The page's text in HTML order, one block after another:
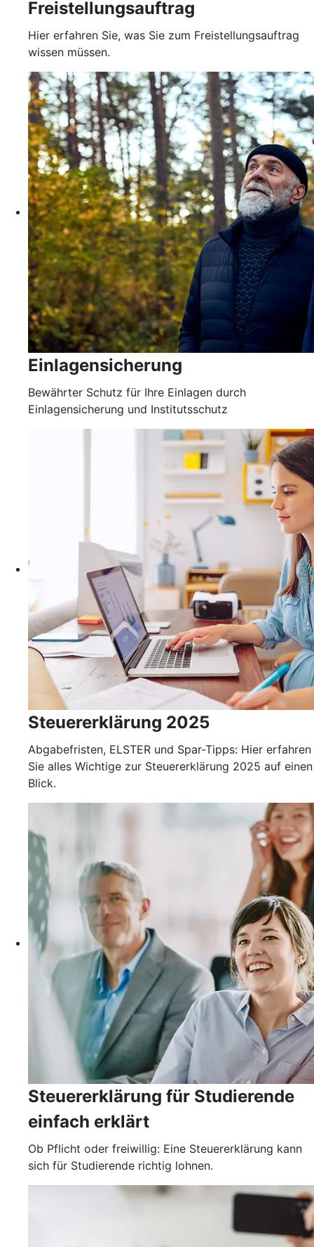
Freistellungsauftrag
Hier erfahren Sie, was Sie zum Freistellungsauftrag
wissen müssen.
Einlagensicherung
Bewährter Schutz für Ihre Einlagen durch
Einlagensicherung und Institutsschutz
Steuererklärung 2025
Abgabefristen, ELSTER und Spar-Tipps: Hier erfahren
Sie alles Wichtige zur Steuererklärung 2025 auf einen
Blick.
Steuererklärung für Studierende
einfach erklärt
Ob Pflicht oder freiwillig: Eine Steuererklärung kann
sich für Studierende richtig lohnen.